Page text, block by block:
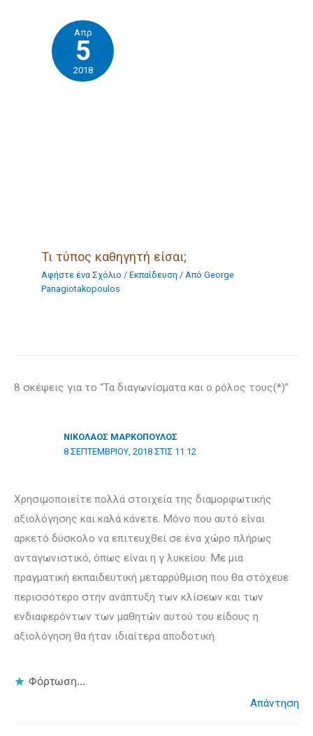
Απρ
5
2018
Τι τύπος καθηγητή είσαι;
Αφήστε ένα Σχόλιο / Eκπαίδευση / Από George
Panagiotakopoulos
8 σκέψεις για το “Τα διαγωνίσματα και ο ρόλος τους(*)”
ΝΙΚΌΛΑΟΣ ΜΑΡΚΌΠΟΥΛΟΣ
8 ΣΕΠΤΕΜΒΡΊΟΥ, 2018 ΣΤΙΣ 11:12
Χρησιμοποιείτε πολλά στοιχεία της διαμορφωτικής
αξιολόγησης και καλά κάνετε. Μόνο που αυτό είναι
αρκετό δύσκολο να επιτευχθεί σε ένα χώρο πλήρως
ανταγωνιστικό, όπως είναι η γ λυκείου. Με μια
πραγματική εκπαιδευτική μεταρρύθμιση που θα στόχευε
περισσότερο στην ανάπτυξη των κλίσεων και των
ενδιαφερόντων των μαθητών αυτού του είδους η
αξιολόγηση θα ήταν ιδιαίτερα αποδοτική.
Φόρτωση...
Απάντηση